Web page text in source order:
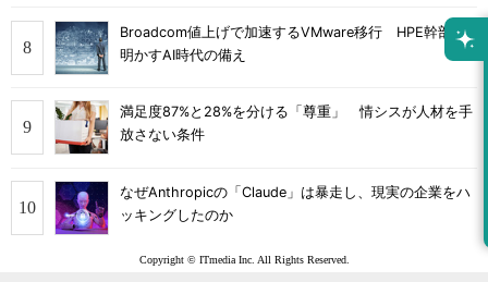
Broadcom値上げで加速するVMware移行 HPE幹部が
明かすAI時代の備え
満足度87%と28%を分ける「尊重」 情シスが人材を手
放さない条件
なぜAnthropicの「Claude」は暴走し、現実の企業をハ
ッキングしたのか
Copyright © ITmedia Inc. All Rights Reserved.